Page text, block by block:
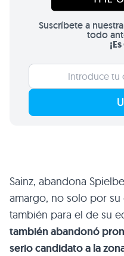
Suscríbete a
todo
Sainz, abandona
amargo, no solo por
también para el de su
también abandonó
serio candidato a la